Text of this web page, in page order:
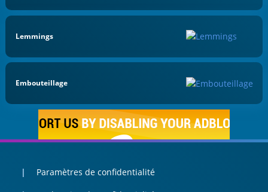
Lemmings
Embouteillage
Paramètres de confidentialité